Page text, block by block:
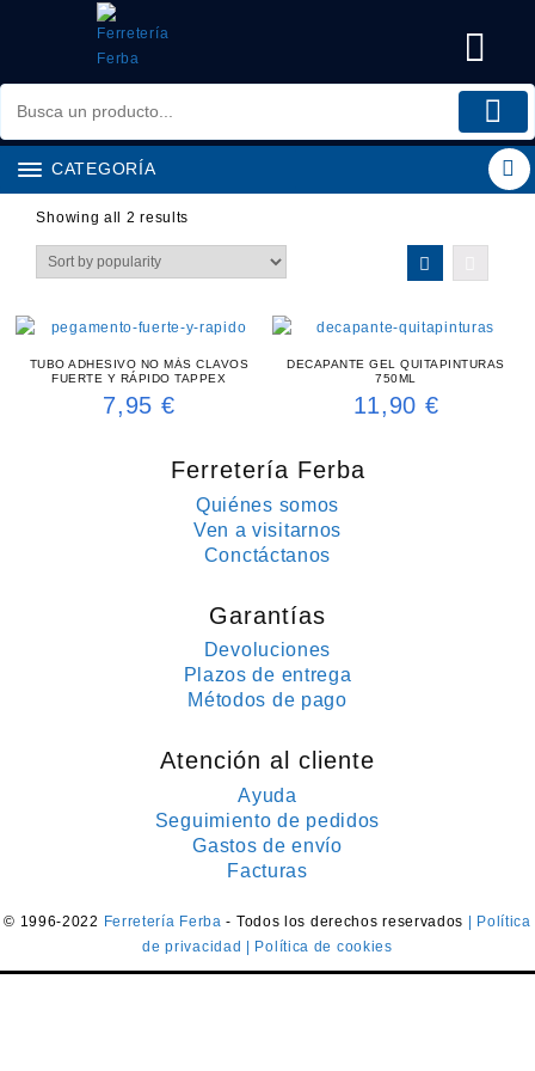
CATEGORÍA
Showing all 2 results
TUBO ADHESIVO NO MÁS CLAVOS
FUERTE Y RÁPIDO TAPPEX
7,95 €
DECAPANTE GEL QUITAPINTURAS
750ML
11,90 €
Ferretería Ferba
Quiénes somos
Ven a visitarnos
Conctáctanos
Garantías
Devoluciones
Plazos de entrega
Métodos de pago
Atención al cliente
Ayuda
Seguimiento de pedidos
Gastos de envío
Facturas
© 1996-2022 Ferretería Ferba- Todos los derechos reservados
| Política
de privacidad
| Política de cookies